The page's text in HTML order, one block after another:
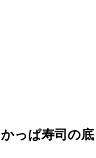
っぱ寿司の底